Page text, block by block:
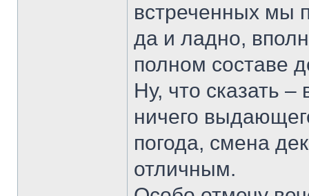
встреченных мы
да и ладно,
полном составе
Ну, что сказать
ничего
погода, смена
отличным.